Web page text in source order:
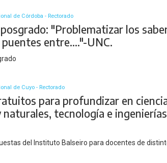
de Córdoba - Rectorado
"Problematizar los
entre...."-UNC.
de Cuyo - Rectorado
para profundizar en
naturales, tecnología e
del Instituto Balseiro para docentes de